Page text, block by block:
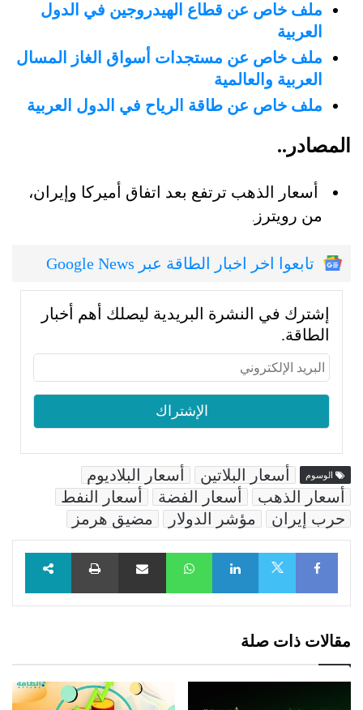
ملف خاص عن قطاع الهيدروجين في الدول
العربية
ملف خاص عن مستجدات أسواق الغاز المسال
العربية والعالمية
ملف خاص عن طاقة الرياح في الدول العربية
المصادر..
أسعار الذهب ترتفع بعد اتفاق أميركا وإيران،
من رويترز .
تابعوا اخر اخبار الطاقة عبر Google News
إشترك في النشرة البريدية ليصلك أهم أخبار
الطاقة.
الوسوم أسعار البلاتين
أسعار البلاديوم
أسعار الذهب
أسعار الفضة
أسعار النفط
حرب إيران
مؤشر الدولار مضيق هرمز
Facebook
LinkedIn
WhatsAppمشاركة عبر البريد طباعة
مقالات ذات صلة